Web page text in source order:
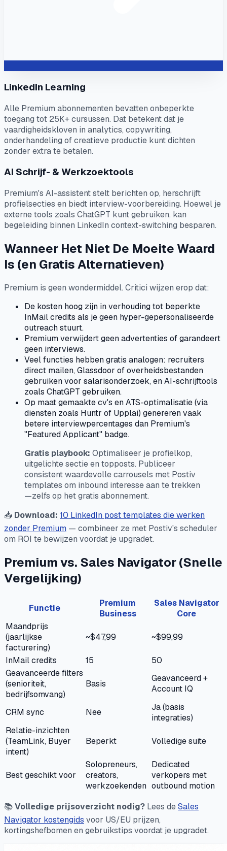
LinkedIn Learning
Alle Premium abonnementen bevatten onbeperkte
toegang tot 25K+ cursussen. Dat betekent dat je
vaardigheidskloven in analytics, copywriting,
onderhandeling of creatieve productie kunt dichten
zonder extra te betalen.
AI Schrijf- & Werkzoektools
Premium's AI-assistent stelt berichten op, herschrijft
profielsecties en biedt interview-voorbereiding. Hoewel je
externe tools zoals ChatGPT kunt gebruiken, kan
begeleiding binnen LinkedIn context-switching besparen.
Wanneer Het Niet De Moeite Waard
Is (en Gratis Alternatieven)
Premium is geen wondermiddel. Critici wijzen erop dat:
De kosten hoog zijn in verhouding tot beperkte
InMail credits als je geen hyper-gepersonaliseerde
outreach stuurt.
Premium verwijdert geen advertenties of garandeert
geen interviews.
Veel functies hebben gratis analogen: recruiters
direct mailen, Glassdoor of overheidsbestanden
gebruiken voor salarisonderzoek, en AI-schrijftools
zoals ChatGPT gebruiken.
Op maat gemaakte cv's en ATS-optimalisatie (via
diensten zoals Huntr of Upplai) genereren vaak
betere interviewpercentages dan Premium's
"Featured Applicant" badge.
Gratis playbook: Optimaliseer je profielkop,
uitgelichte sectie en topposts. Publiceer
consistent waardevolle carrousels met Postiv
templates om inbound interesse aan te trekken
—zelfs op het gratis abonnement.
📥 Download: 10 LinkedIn post templates die werken
zonder Premium — combineer ze met Postiv's scheduler
om ROI te bewijzen voordat je upgradet.
Premium vs. Sales Navigator (Snelle
Vergelijking)
Functie
Premium
Business
Sales Navigator
Core
Maandprijs
(jaarlijkse
facturering)
~$47,99 ~$99,99
InMail credits 15
50
Geavanceerde filters
(senioriteit,
bedrijfsomvang)
Basis
Geavanceerd +
Account IQ
CRM sync Nee
Ja (basis
integraties)
Relatie-inzichten
(TeamLink, Buyer
intent)
Beperkt Volledige suite
Best geschikt voor
Solopreneurs,
creators,
werkzoekenden
Dedicated
verkopers met
outbound motion
📚Volledige prijsoverzicht nodig? Lees deSales
Navigator kostengids voor US/EU prijzen,
kortingshefbomen en gebruikstips voordat je upgradet.